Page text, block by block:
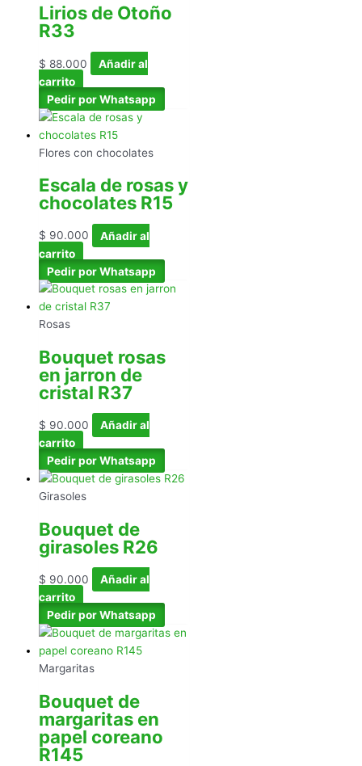
Lirios de Otoño
R33
$ 88.000
Añadir al
carrito
Pedir por Whatsapp
Flores con chocolates
Escala de rosas y
chocolates R15
$ 90.000
Añadir al
carrito
Pedir por Whatsapp
Rosas
Bouquet rosas
en jarron de
cristal R37
$ 90.000
Añadir al
carrito
Pedir por Whatsapp
Girasoles
Bouquet de
girasoles R26
$ 90.000
Añadir al
carrito
Pedir por Whatsapp
Margaritas
Bouquet de
margaritas en
papel coreano
R145